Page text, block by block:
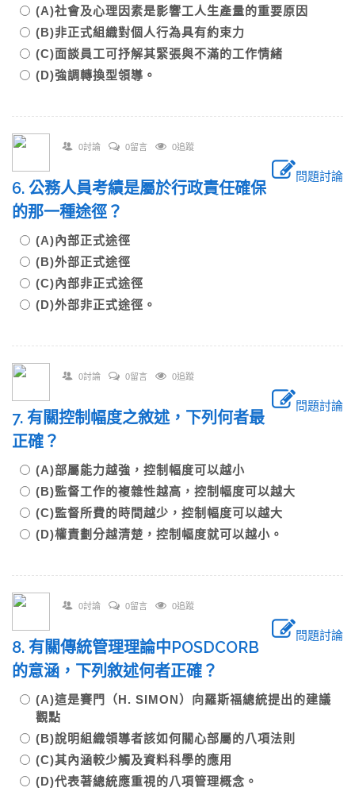
(A)社會及心理因素是影響工人生產量的重要原因
(B)非正式組織對個人行為具有約束力
(C)面談員工可抒解其緊張與不滿的工作情緒
(D)強調轉換型領導。
0討論 0留言 0追蹤
問題討論
6. 公務人員考績是屬於行政責任確保
的那一種途徑？
(A)內部正式途徑
(B)外部正式途徑
(C)內部非正式途徑
(D)外部非正式途徑。
0討論 0留言 0追蹤
問題討論
7. 有關控制幅度之敘述，下列何者最
正確？
(A)部屬能力越強，控制幅度可以越小
(B)監督工作的複雜性越高，控制幅度可以越大
(C)監督所費的時間越少，控制幅度可以越大
(D)權責劃分越清楚，控制幅度就可以越小。
0討論 0留言 0追蹤
問題討論
8. 有關傳統管理理論中POSDCORB
的意涵，下列敘述何者正確？
(A)這是賽門（H. SIMON）向羅斯福總統提出的建議
觀點
(B)說明組織領導者該如何關心部屬的八項法則
(C)其內涵較少觸及資料科學的應用
(D)代表著總統應重視的八項管理概念。